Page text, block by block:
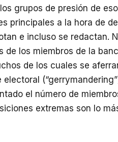
grupos de presión de
principales a la hora de
e incluso se redactan.
de los miembros de la
de los cuales se
el número de
extremas son lo